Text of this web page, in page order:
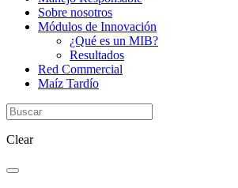
Sobre nosotros
Módulos de Innovación
¿Qué es un MIB?
Resultados
Red Commercial
Maíz Tardío
Clear